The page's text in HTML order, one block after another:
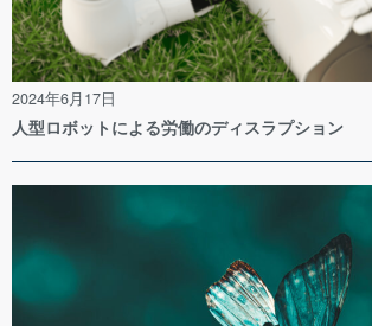
2024年6月17日
人型ロボットによる労働のディスラプション